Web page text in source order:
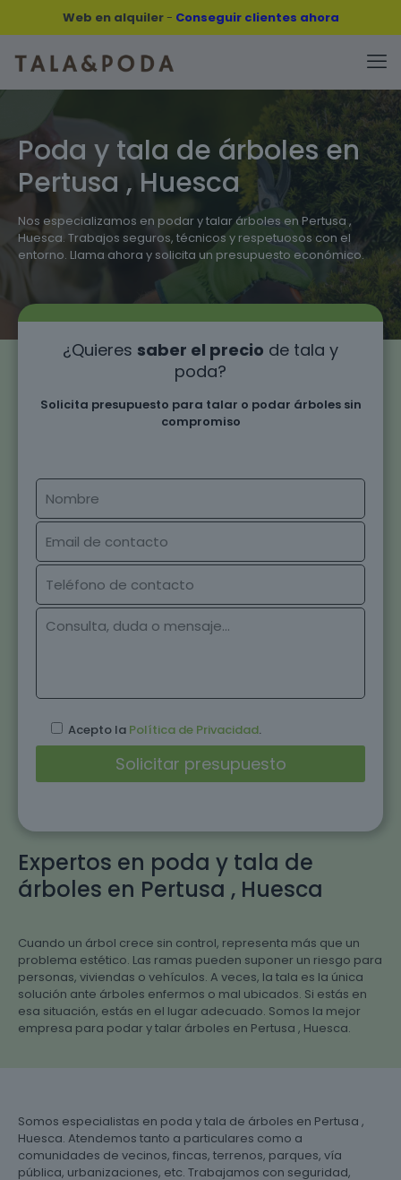
Web en alquiler- Conseguir clientes ahora
Poda y tala de árboles en
Pertusa , Huesca
Nos especializamos en podar y talar árboles en Pertusa ,
Huesca. Trabajos seguros, técnicos y respetuosos con el
entorno. Llama ahora y solicita un presupuesto económico.
Expertos en poda y tala de
árboles en Pertusa , Huesca
Cuando un árbol crece sin control, representa más que un
problema estético. Las ramas pueden suponer un riesgo para
personas, viviendas o vehículos. A veces, la tala es la única
solución ante árboles enfermos o mal ubicados. Si estás en
esa situación, estás en el lugar adecuado. Somos la mejor
empresa para podar y talar árboles en Pertusa , Huesca.
¿Quieres saber el precio de tala y
poda?
Solicita presupuesto para talar o podar árboles sin
compromiso
Acepto la Política de Privacidad.
Somos especialistas en poda y tala de árboles en Pertusa ,
Huesca. Atendemos tanto a particulares como a
comunidades de vecinos, fincas, terrenos, parques, vía
pública, urbanizaciones, etc. Trabajamos con seguridad,